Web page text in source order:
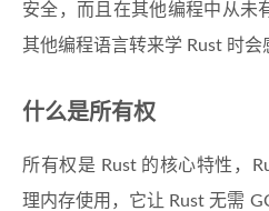
安全，而且在其他编程中从未
其他编程语言转来学 Rust 时会
什么是所有权
所有权是 Rust 的核心特性，
理内存使用，它让 Rust 无需